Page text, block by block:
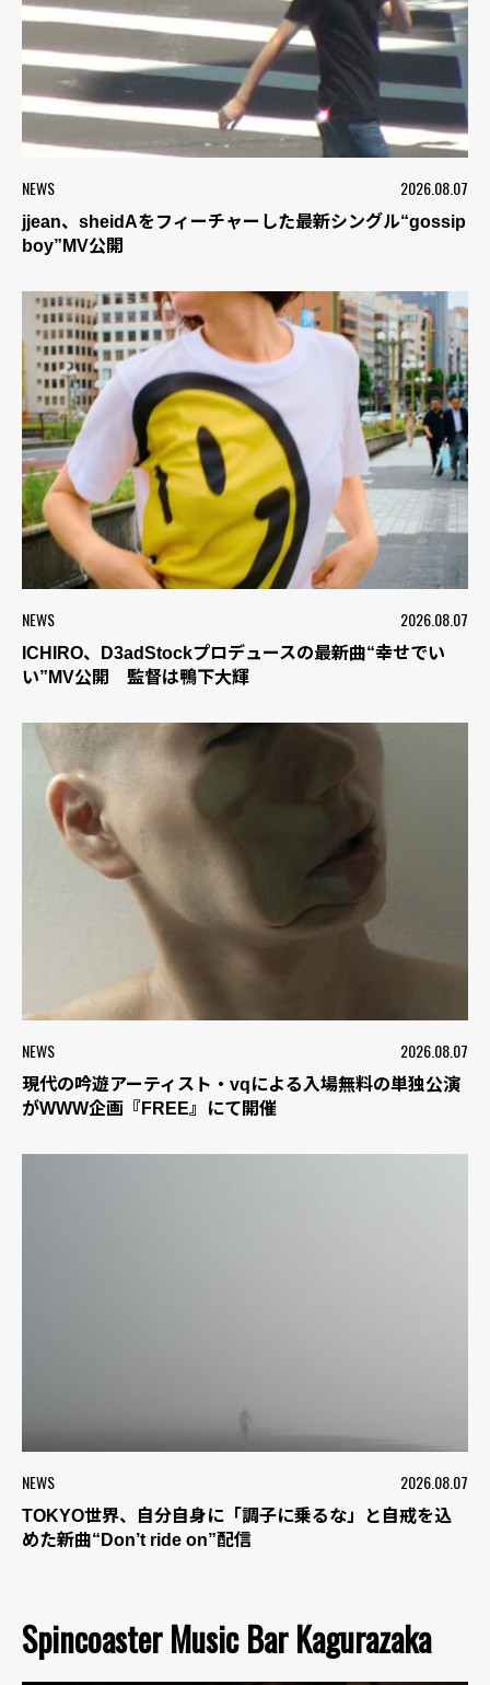
NEWS 2026.08.07
jjean、sheidAをフィーチャーした最新シングル“gossip
boy”MV公開
NEWS 2026.08.07
ICHIRO、D3adStockプロデュースの最新曲“幸せでい
い”MV公開 監督は鴨下大輝
NEWS 2026.08.07
現代の吟遊アーティスト・vqによる入場無料の単独公演
がWWW企画『FREE』にて開催
NEWS 2026.08.07
TOKYO世界、自分自身に「調子に乗るな」と自戒を込
めた新曲“Don’t ride on”配信
Spincoaster Music Bar Kagurazaka